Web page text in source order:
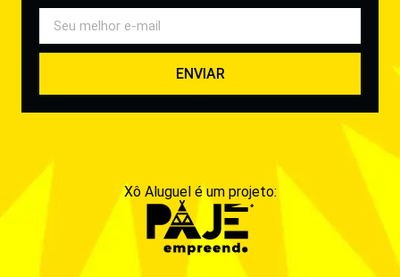
ENVIAR
Xô Aluguel é um projeto: